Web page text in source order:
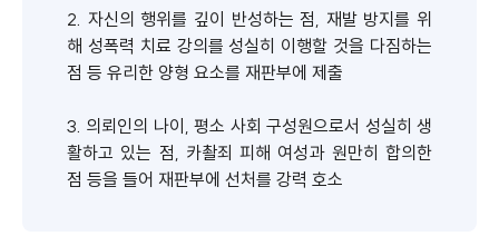
2. 자신의 행위를 깊이 반성하는 점, 재발 방지를 위
해 성폭력 치료 강의를 성실히 이행할 것을 다짐하는
점 등 유리한 양형 요소를 재판부에 제출
3. 의뢰인의 나이, 평소 사회 구성원으로서 성실히 생
활하고 있는 점, 카촬죄 피해 여성과 원만히 합의한
점 등을 들어 재판부에 선처를 강력 호소